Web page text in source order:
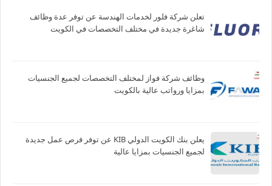
تعلن شركة فلور لخدمات الهندسة عن توفر عدة وظائف
شاغرة جديدة في مختلف التخصصات في الكويت
وظائف شركة فواز لمختلف التخصصات لجميع الجنسيات
بمزايا ورواتب عالية بالكويت
يعلن بنك الكويت الدولي KIB عن توفر فرص عمل جديدة
لجميع الجنسيات بمزايا عالية